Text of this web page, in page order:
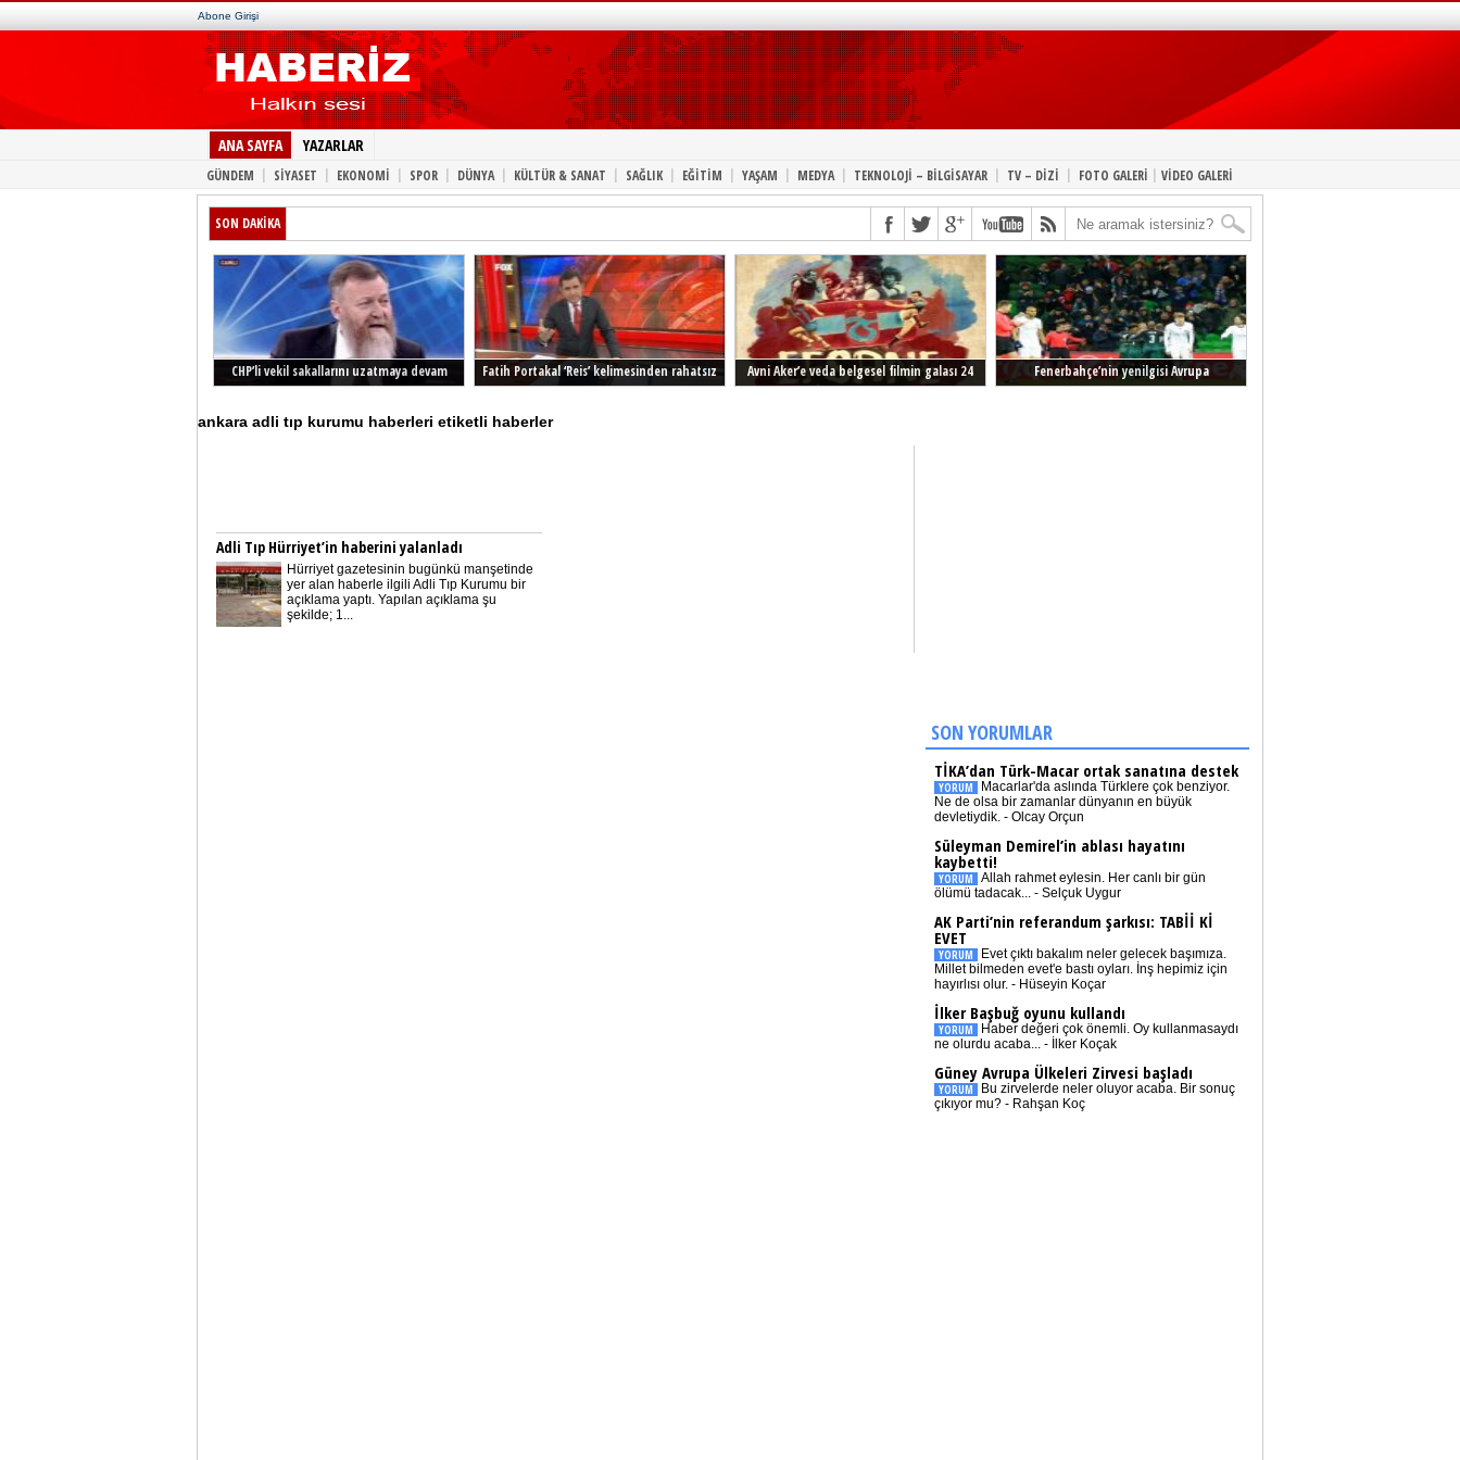
Abone Girişi
ANA SAYFA YAZARLAR
GÜNDEM | SİYASET | EKONOMİ | SPOR | DÜNYA | KÜLTÜR & SANAT | SAĞLIK | EĞİTİM | YAŞAM | MEDYA | TEKNOLOJİ – BİLGİSAYAR | TV – DİZİ | FOTO GALERİ | VİDEO GALERİ
SON DAKİKA
CHP’li vekil sakallarını uzatmaya devam
Fatih Portakal ‘Reis’ kelimesinden rahatsız
Avni Aker’e veda belgesel filmin galası 24
Fenerbahçe’nin yenilgisi Avrupa
ankara adli tıp kurumu haberleri etiketli haberler
Adli Tıp Hürriyet’in haberini yalanladı
Hürriyet gazetesinin bugünkü manşetinde
yer alan haberle ilgili Adli Tıp Kurumu bir
açıklama yaptı. Yapılan açıklama şu
şekilde; 1...
SON YORUMLAR
TİKA’dan Türk-Macar ortak sanatına destek
YORUM
Macarlar'da aslında Türklere çok benziyor.
Ne de olsa bir zamanlar dünyanın en büyük
devletiydik. - Olcay Orçun
Süleyman Demirel’in ablası hayatını
kaybetti!
YORUM Allah rahmet eylesin. Her canlı bir gün
ölümü tadacak... - Selçuk Uygur
AK Parti’nin referandum şarkısı: TABİİ Kİ
EVET
YORUM
Evet çıktı bakalım neler gelecek başımıza.
Millet bilmeden evet'e bastı oyları. İnş hepimiz için
hayırlısı olur. - Hüseyin Koçar
İlker Başbuğ oyunu kullandı
YORUM
Haber değeri çok önemli. Oy kullanmasaydı
ne olurdu acaba... - İlker Koçak
Güney Avrupa Ülkeleri Zirvesi başladı
YORUM
Bu zirvelerde neler oluyor acaba. Bir sonuç
çıkıyor mu? - Rahşan Koç